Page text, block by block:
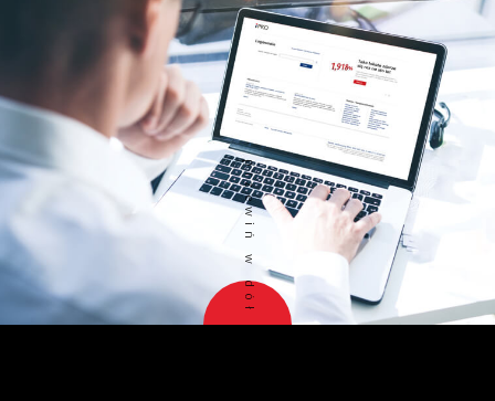
przewiń w dół